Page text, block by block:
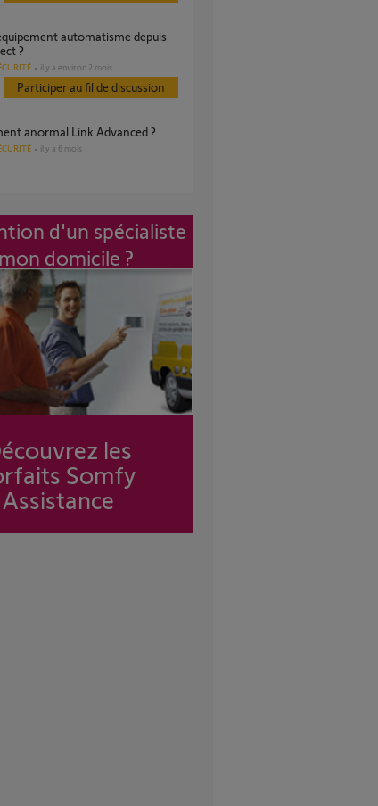
?
il y a environ 2 mois
Participer au fil de discussion
anormal Link Advanced ?
il y a 6 mois
d'un spécialiste
domicile ?
les
Somfy
Assistance